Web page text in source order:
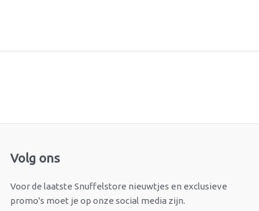
Volg ons
Voor de laatste Snuffelstore nieuwtjes en exclusieve
promo's moet je op onze social media zijn.
Facebook
Instagram